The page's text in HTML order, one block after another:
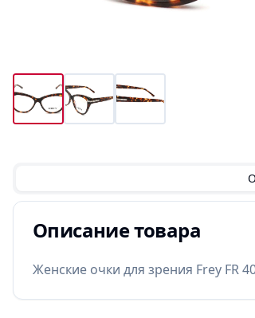
Описание товара
Женские очки для зрения Frey FR